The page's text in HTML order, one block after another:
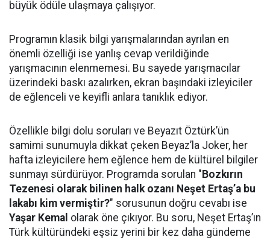
büyük ödüle ulaşmaya çalışıyor.
Programın klasik bilgi yarışmalarından ayrılan en
önemli özelliği ise yanlış cevap verildiğinde
yarışmacının elenmemesi. Bu sayede yarışmacılar
üzerindeki baskı azalırken, ekran başındaki izleyiciler
de eğlenceli ve keyifli anlara tanıklık ediyor.
Özellikle bilgi dolu soruları ve Beyazıt Öztürk’ün
samimi sunumuyla dikkat çeken Beyaz’la Joker, her
hafta izleyicilere hem eğlence hem de kültürel bilgiler
sunmayı sürdürüyor. Programda sorulan " Bozkırın
Tezenesi olarak bilinen halk ozanı Neşet Ertaş’a bu
lakabı kim vermiştir?" sorusunun doğru cevabı ise
Yaşar Kemal olarak öne çıkıyor. Bu soru, Neşet Ertaş’ın
Türk kültüründeki eşsiz yerini bir kez daha gündeme